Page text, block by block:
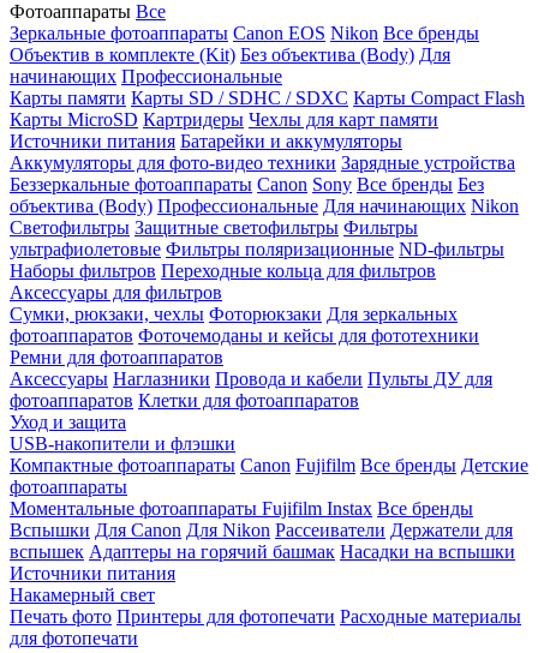
Фотоаппараты Все
Зеркальные фотоаппараты Canon EOS Nikon Все бренды
Объектив в комплекте (Kit) Без объектива (Body) Для
начинающих Профессиональные
Карты памяти Карты SD / SDHC / SDXC Карты Compact Flash
Карты MicroSD Картридеры Чехлы для карт памяти
Источники питания Батарейки и аккумуляторы
Аккумуляторы для фото-видео техники Зарядные устройства
Беззеркальные фотоаппараты Canon Sony Все бренды Без
объектива (Body) Профессиональные Для начинающих Nikon
Светофильтры Защитные светофильтры Фильтры
ультрафиолетовые Фильтры поляризационные ND-фильтры
Наборы фильтров Переходные кольца для фильтров
Аксессуары для фильтров
Сумки, рюкзаки, чехлы Фоторюкзаки Для зеркальных
фотоаппаратов Фоточемоданы и кейсы для фототехники
Ремни для фотоаппаратов
Аксессуары Наглазники Провода и кабели Пульты ДУ для
фотоаппаратов Клетки для фотоаппаратов
Уход и защита
USB-накопители и флэшки
Компактные фотоаппараты Canon Fujifilm Все бренды Детские
фотоаппараты
Моментальные фотоаппараты Fujifilm Instax Все бренды
Вспышки Для Canon Для Nikon Рассеиватели Держатели для
вспышек Адаптеры на горячий башмак Насадки на вспышки
Источники питания
Накамерный свет
Печать фото Принтеры для фотопечати Расходные материалы
для фотопечати